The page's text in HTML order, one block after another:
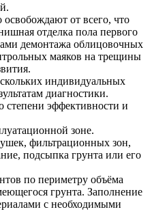
от всего, что
отделка пола первого
демонтажа облицовочных
маяков на трещины
индивидуальных
диагностики.
степени эффективности и
зоне.
фильтрационных зон,
подсыпка грунта или его
по периметру объёма
грунта. Заполнение
с необходимыми